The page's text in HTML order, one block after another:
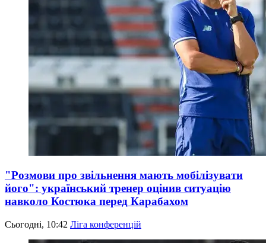
"Розмови про звільнення мають мобілізувати
його": український тренер оцінив ситуацію
навколо Костюка перед Карабахом
Сьогодні, 10:42 Ліга конференцій